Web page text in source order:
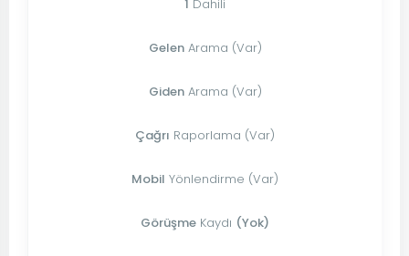
1 Dahili
GelenArama (Var)
GidenArama (Var)
Çağrı Raporlama (Var)
Mobil Yönlendirme (Var)
Görüşme Kaydı (Yok)